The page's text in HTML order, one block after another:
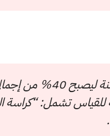
أفادت المصادر أن الوزارة
تشمل: “كراسة